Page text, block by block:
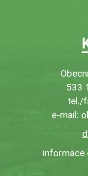
533
tel./
e-mail:
informace